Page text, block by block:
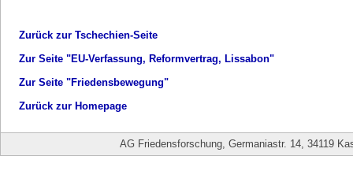
Zurück zur Tschechien-Seite
Zur Seite "EU-Verfassung, Reformvertrag, Lissabon"
Zur Seite "Friedensbewegung"
Zurück zur Homepage
AG Friedensforschung, Germaniastr. 14, 34119